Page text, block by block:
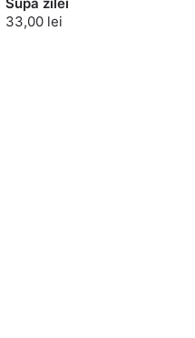
33,00 lei